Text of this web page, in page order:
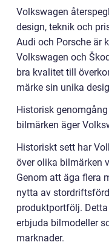
Volkswagen
design, teknik och
Audi och Porsche är
Volkswagen och
bra kvalitet till
märke sin unika
Historisk
bilmärken äger
Historiskt sett har
över olika bilmärken
Genom att äga flera
nytta av
produktportfölj.
erbjuda bilmodeller
marknader.